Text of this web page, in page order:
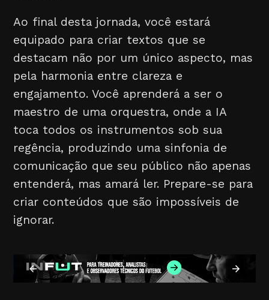
Ao final desta jornada, você estará
equipado para criar textos que se
destacam não por um único aspecto, mas
pela harmonia entre clareza e
engajamento. Você aprenderá a ser o
maestro de uma orquestra, onde a IA
toca todos os instrumentos sob sua
regência, produzindo uma sinfonia de
comunicação que seu público não apenas
entenderá, mas amará ler. Prepare-se para
criar conteúdos que são impossíveis de
ignorar.